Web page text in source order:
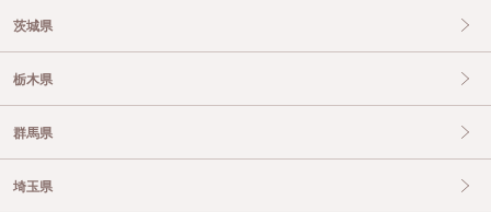
茨城県
栃木県
群馬県
埼玉県